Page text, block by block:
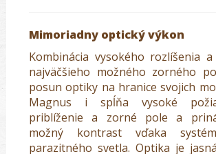
Mimoriadny optický výkon
Kombinácia vysokého rozlíšenia
najväčšieho možného zorného
posun optiky na hranice svojich
Magnus i spĺňa vysoké
priblíženie a zorné pole a
možný kontrast vďaka
parazitného svetla. Optika je